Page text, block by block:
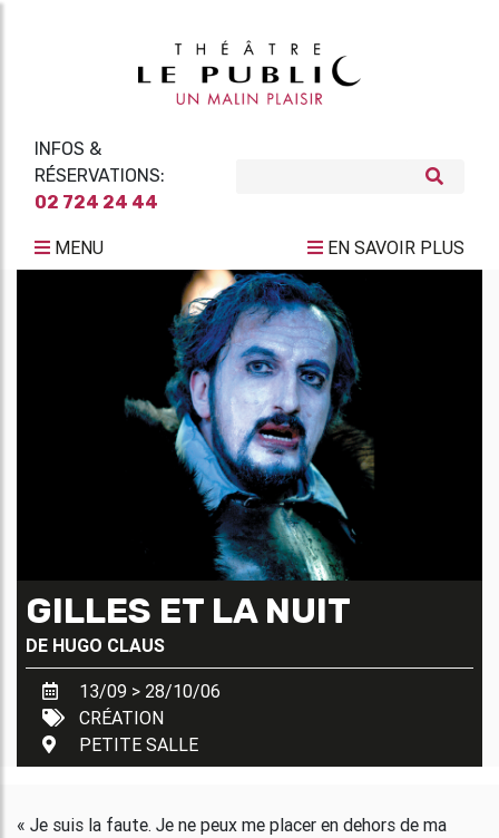
INFOS &
RÉSERVATIONS:
02 724 24 44
MENU EN SAVOIR PLUS
GILLES ET LA NUIT
DE HUGO CLAUS
13/09 > 28/10/06
CRÉATION
PETITE SALLE
« Je suis la faute. Je ne peux me placer en dehors de ma